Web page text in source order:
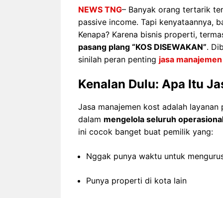
NEWS TNG– Banyak orang tertarik
passive income. Tapi kenyataannya,
Kenapa? Karena bisnis properti,
pasang plang “KOS DISEWAKAN”.
sinilah peran penting jasa
Kenalan Dulu: Apa Itu
Jasa manajemen kost adalah
dalam mengelola seluruh
ini cocok banget buat pemilik yang:
Nggak punya waktu untuk
Punya properti di kota lain